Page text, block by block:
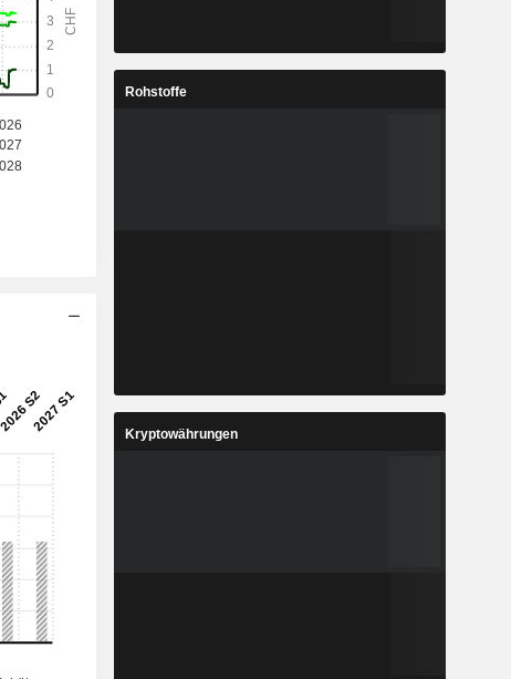
Rohstoffe
Kryptowährungen